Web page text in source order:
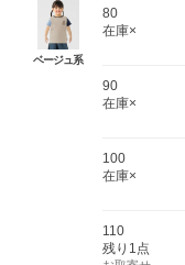
ベージュ系
80
在庫×
90
在庫×
100
在庫×
110
残り1点